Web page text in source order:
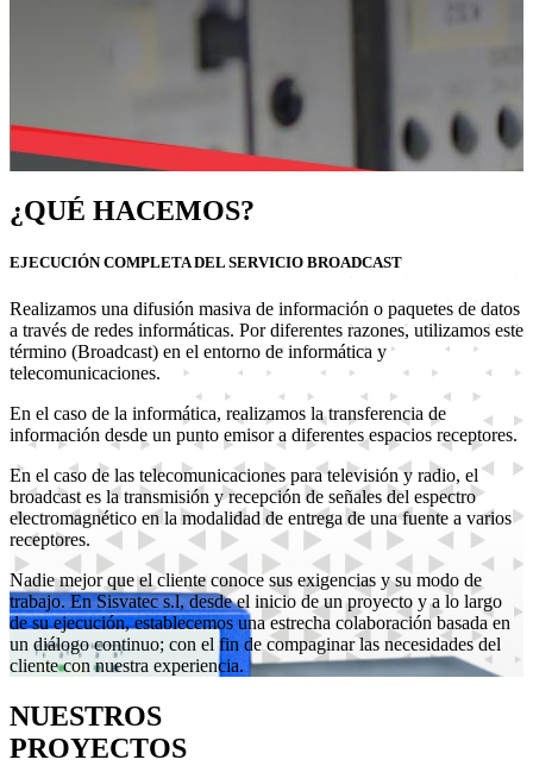
¿QUÉ HACEMOS?
EJECUCIÓN COMPLETA DEL SERVICIO BROADCAST
Realizamos una difusión masiva de información o paquetes de datos
a través de redes informáticas. Por diferentes razones, utilizamos este
término (Broadcast) en el entorno de informática y
telecomunicaciones.
En el caso de la informática, realizamos la transferencia de
información desde un punto emisor a diferentes espacios receptores.
En el caso de las telecomunicaciones para televisión y radio, el
broadcast es la transmisión y recepción de señales del espectro
electromagnético en la modalidad de entrega de una fuente a varios
receptores.
Nadie mejor que el cliente conoce sus exigencias y su modo de
trabajo. En Sisvatec s.l, desde el inicio de un proyecto y a lo largo
de su ejecución, establecemos una estrecha colaboración basada en
un diálogo continuo; con el fin de compaginar las necesidades del
cliente con nuestra experiencia.
NUESTROS
PROYECTOS